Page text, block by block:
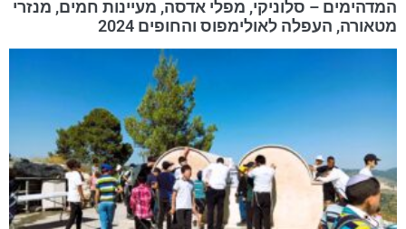
המדהימים – סלוניקי, מפלי אדסה, מעיינות חמים, מנזרי
מטאורה, העפלה לאולימפוס והחופים 2024